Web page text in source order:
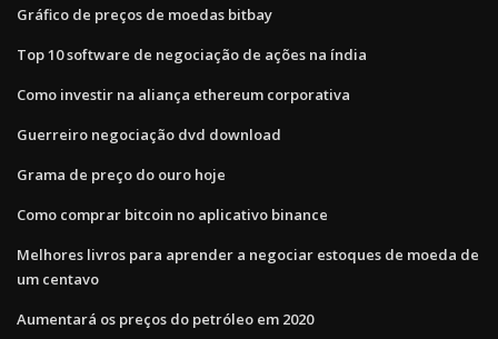
Gráfico de preços de moedas bitbay
Top 10 software de negociação de ações na índia
Como investir na aliança ethereum corporativa
Guerreiro negociação dvd download
Grama de preço do ouro hoje
Como comprar bitcoin no aplicativo binance
Melhores livros para aprender a negociar estoques de moeda de
um centavo
Aumentará os preços do petróleo em 2020